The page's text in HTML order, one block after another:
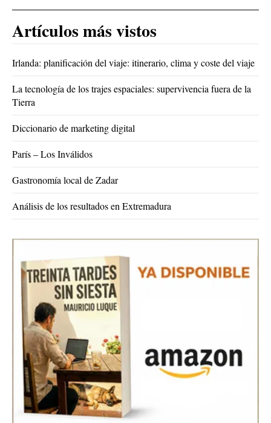
Artículos más vistos
Irlanda: planificación del viaje: itinerario, clima y coste del viaje
La tecnología de los trajes espaciales: supervivencia fuera de la
Tierra
Diccionario de marketing digital
París – Los Inválidos
Gastronomía local de Zadar
Análisis de los resultados en Extremadura